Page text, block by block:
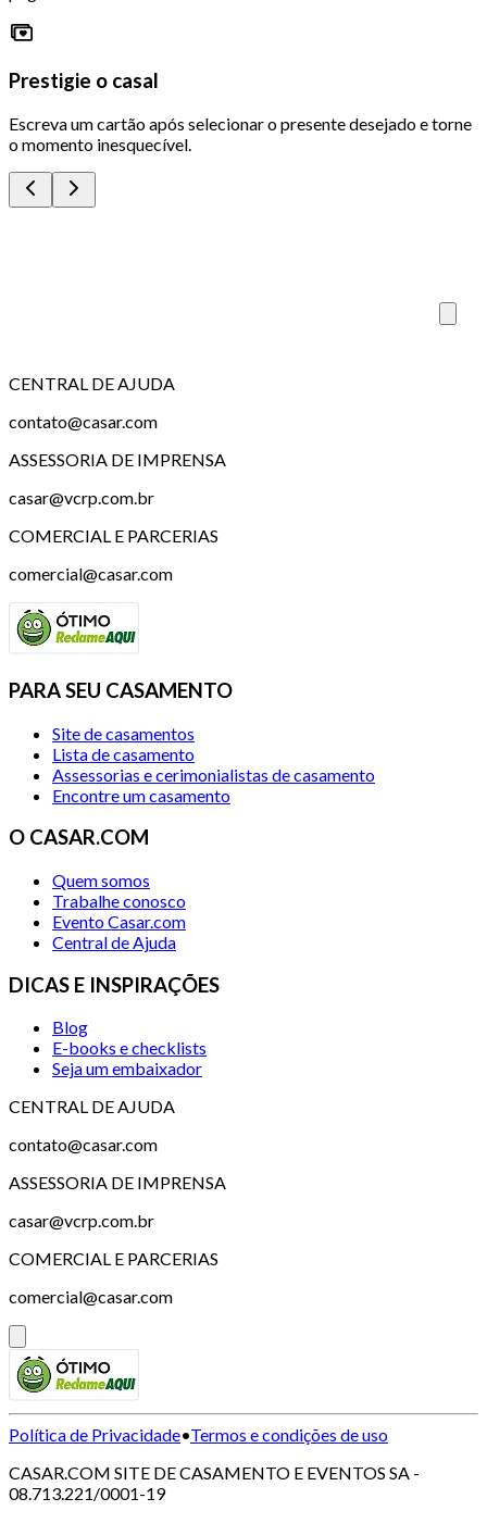
Prestigie o casal
Escreva um cartão após selecionar o presente desejado e torne
o momento inesquecível.
CENTRAL DE AJUDA
contato@casar.com
ASSESSORIA DE IMPRENSA
casar@vcrp.com.br
COMERCIAL E PARCERIAS
comercial@casar.com
PARA SEU CASAMENTO
Site de casamentos
Lista de casamento
Assessorias e cerimonialistas de casamento
Encontre um casamento
O CASAR.COM
Quem somos
Trabalhe conosco
Evento Casar.com
Central de Ajuda
DICAS E INSPIRAÇÕES
Blog
E-books e checklists
Seja um embaixador
CENTRAL DE AJUDA
contato@casar.com
ASSESSORIA DE IMPRENSA
casar@vcrp.com.br
COMERCIAL E PARCERIAS
comercial@casar.com
Política de Privacidade•Termos e condições de uso
CASAR.COM SITE DE CASAMENTO E EVENTOS SA -
08.713.221/0001-19